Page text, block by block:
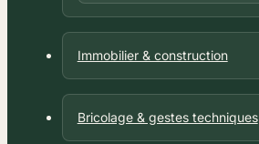
Immobilier & construction
Bricolage & gestes techniques